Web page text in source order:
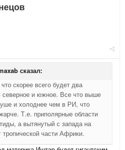
сказал:
скорее всего будет два
северное и южное. Все что выше
и холоднее чем в РИ, что
Т.е. приполярные области
а вытянутый с запада на
тропической части Африки.